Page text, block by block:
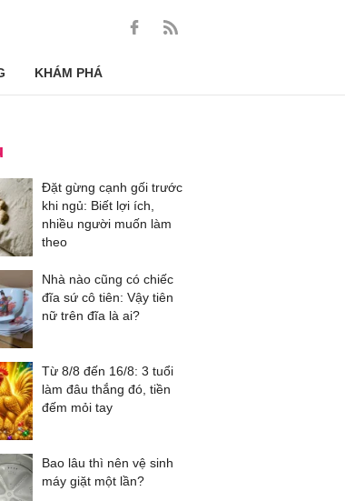
KHÁM PHÁ
Đặt gừng cạnh gối trước
khi ngủ: Biết lợi ích,
nhiều người muốn làm
theo
Nhà nào cũng có chiếc
đĩa sứ cô tiên: Vậy tiên
nữ trên đĩa là ai?
Từ 8/8 đến 16/8: 3 tuổi
làm đâu thắng đó, tiền
đếm mỏi tay
Bao lâu thì nên vệ sinh
máy giặt một lần?